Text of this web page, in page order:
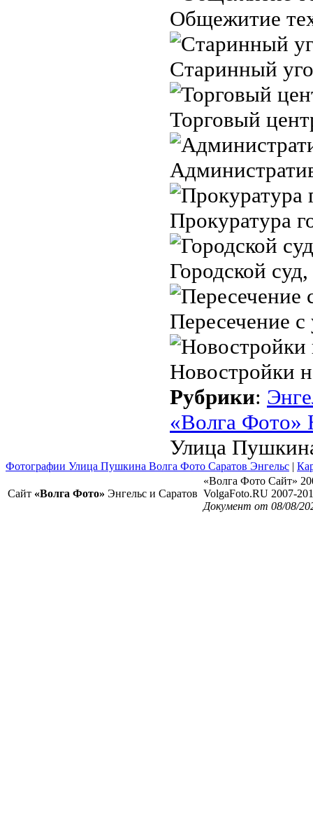
Общежитие
Старинный
Торговый
Прокуратура
Городской
Пересечение
Новостройки
Рубрики:
«Волга Фото»
Улица
Фотографии Улица Пушкина Волга Фото Саратов Энгельс |
Сайт «Волга Фото» Энгельс и Саратов
«Волга Фото Сайт»
VolgaFoto.RU 2007-
Документ от 08/08/